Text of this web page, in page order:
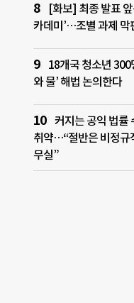
[화보] 최종 발표
카데미’…조별 과제 막
18개국 청소년 300
와 물’ 해법 논의한다
커지는 공익 법률
취약…“절반은 비정규
무실”